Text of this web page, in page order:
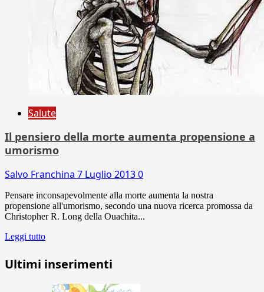
Salute
Il pensiero della morte aumenta propensione a
umorismo
Salvo Franchina 7 Luglio 20130
Pensare inconsapevolmente alla morte aumenta la nostra
propensione all'umorismo, secondo una nuova ricerca promossa da
Christopher R. Long della Ouachita...
Leggi tutto
Ultimi inserimenti